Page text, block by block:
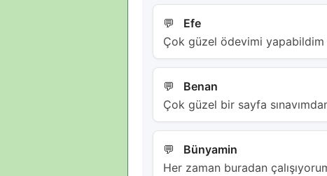
Efe
Çok güzel ödevimi
Benan
Çok güzel bir sayfa
Bünyamin
Her zaman buradan